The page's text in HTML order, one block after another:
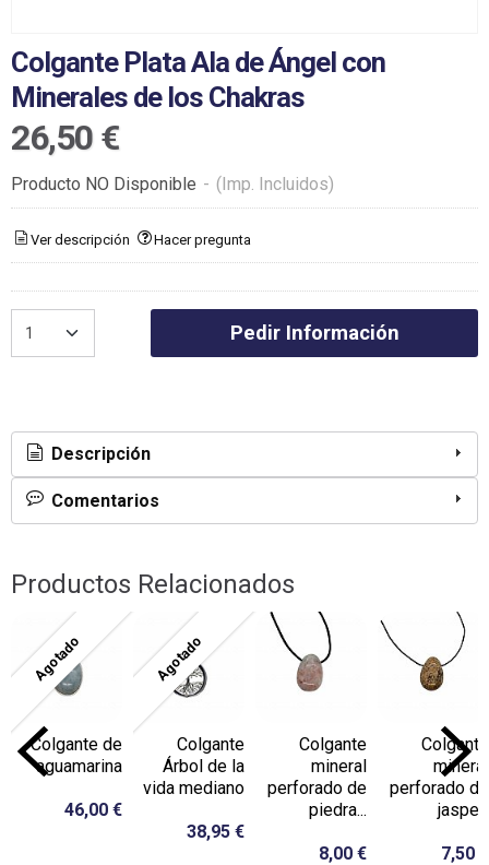
Colgante Plata Ala de Ángel con
Minerales de los Chakras
26,50 €
Producto NO Disponible - (Imp. Incluidos)
Ver descripción Hacer pregunta
Pedir Información
Descripción
Comentarios
Productos Relacionados
Agotado
Colgante de
aguamarina
46,00 €
Agotado
Colgante
Árbol de la
vida mediano
38,95 €
Colgante
mineral
perforado de
piedra...
8,00 €
Colgante
mineral
perforado de
jaspe...
7,50 €